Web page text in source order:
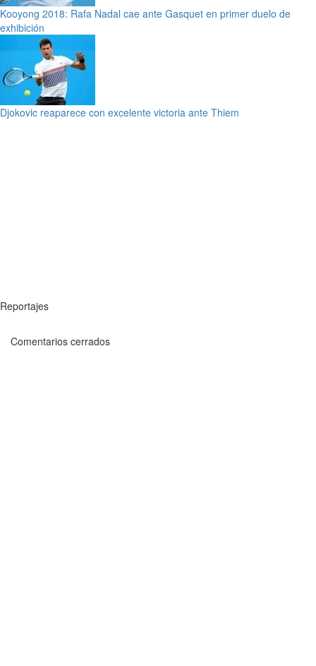
Kooyong 2018: Rafa Nadal cae ante Gasquet en primer duelo de
exhibición
Djokovic reaparece con excelente victoria ante Thiem
Reportajes
Comentarios cerrados